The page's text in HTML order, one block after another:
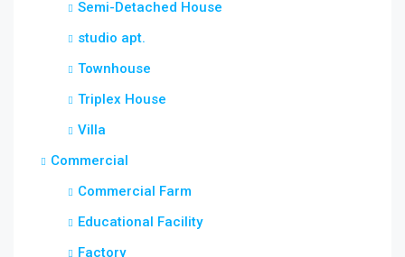
Semi-Detached House
studio apt.
Townhouse
Triplex House
Villa
Commercial
Commercial Farm
Educational Facility
Factory